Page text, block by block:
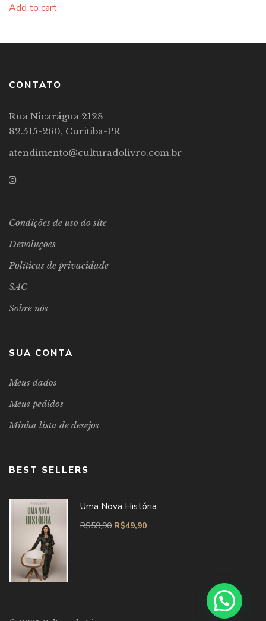
Add to cart
CONTATO
Rua Nicarágua 2128
82.515-260, Curitiba-PR
atendimento@culturadolivro.com.br
Condições de uso do site
Devoluções
Políticas de privacidade
SAC
Sobre nós
SUA CONTA
Meus dados
Meus pedidos
Minha lista de desejos
BEST SELLERS
Uma Nova História
R$59,90 R$49,90